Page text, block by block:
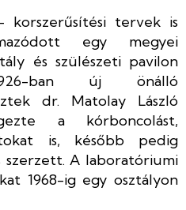
korszerűsítési tervek is
egy megyei
és szülészeti pavilon
ban új önálló
dr. Matolay László
a kórboncolást,
is, később pedig
szerzett. A laboratóriumi
1968-ig egy osztályon